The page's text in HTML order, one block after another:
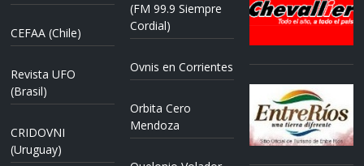
CEFAA (Chile)
Revista UFO
(Brasil)
CRIDOVNI
(Uruguay)
(FM 99.9 Siempre
Cordial)
Ovnis en Corrientes
Orbita Cero
Mendoza